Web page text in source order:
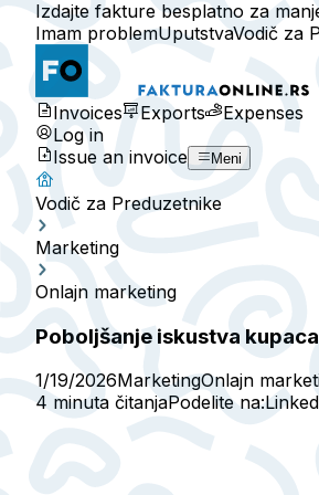
Izdajte fakture besplatno za
Imam problemUputstvaVodič za
Invoices Exports
Expenses
Log in
Issue an invoice
Meni
Vodič za Preduzetnike
Marketing
Onlajn marketing
Poboljšanje iskustva
1/19/2026MarketingOnlajn
4 minuta čitanjaPodelite na: